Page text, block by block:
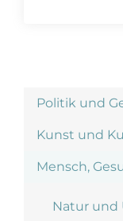
Politik und
Kunst und
Mensch,
Natur und